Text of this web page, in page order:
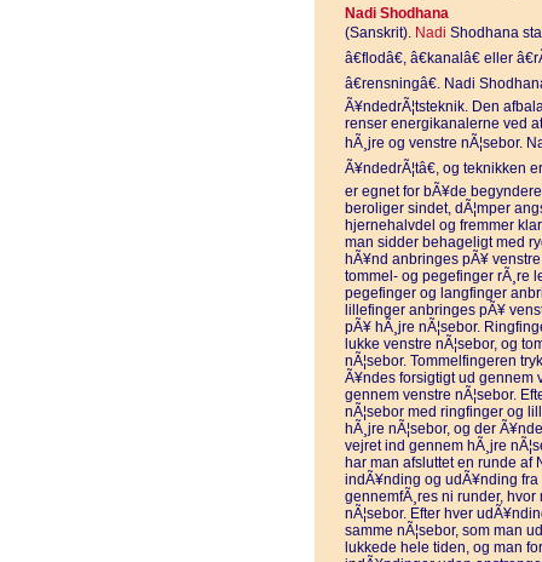
Nadi Shodhana
(Sanskrit). Nadi Shodhana
â€flodâ€, â€kanalâ€ eller
â€rensningâ€. Nadi
Ã¥ndedrÃ¦tsteknik. Den
renser energikanalerne ved
hÃ¸jre og venstre nÃ¦sebor.
Ã¥ndedrÃ¦tâ€, og teknikken
er egnet for bÃ¥de
beroliger sindet, dÃ¦mper
hjernehalvdel og fremmer
man sidder behageligt med
hÃ¥nd anbringes pÃ¥
tommel- og pegefinger rÃ¸re
pegefinger og langfinger
lillefinger anbringes pÃ¥
pÃ¥ hÃ¸jre nÃ¦sebor.
lukke venstre nÃ¦sebor, og
nÃ¦sebor. Tommelfingeren
Ã¥ndes forsigtigt ud gennem
gennem venstre nÃ¦sebor.
nÃ¦sebor med ringfinger og
hÃ¸jre nÃ¦sebor, og der
vejret ind gennem hÃ¸jre
har man afsluttet en runde af
indÃ¥nding og udÃ¥nding fra
gennemfÃ¸res ni runder,
nÃ¦sebor. Efter hver
samme nÃ¦sebor, som man
lukkede hele tiden, og man